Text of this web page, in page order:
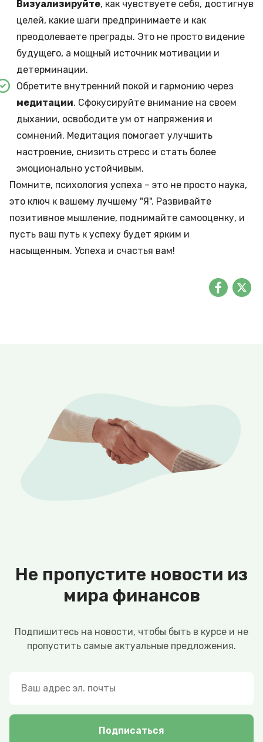
Визуализируйте, как чувствуете себя, достигнув
целей, какие шаги предпринимаете и как
преодолеваете преграды. Это не просто видение
будущего, а мощный источник мотивации и
детерминации.
Обретите внутренний покой и гармонию через
медитации. Сфокусируйте внимание на своем
дыхании, освободите ум от напряжения и
сомнений. Медитация помогает улучшить
настроение, снизить стресс и стать более
эмоционально устойчивым.
Помните, психология успеха – это не просто наука,
это ключ к вашему лучшему "Я". Развивайте
позитивное мышление, поднимайте самооценку, и
пусть ваш путь к успеху будет ярким и
насыщенным. Успеха и счастья вам!
Не пропустите новости из
мира финансов
Подпишитесь на новости, чтобы быть в курсе и не
пропустить самые актуальные предложения.
Подписаться